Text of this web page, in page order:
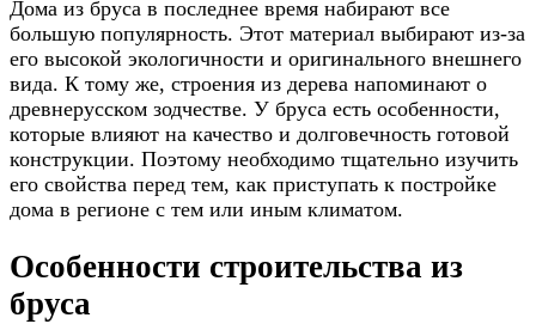
Дома из бруса в последнее время набирают все
большую популярность. Этот материал выбирают из-за
его высокой экологичности и оригинального внешнего
вида. К тому же, строения из дерева напоминают о
древнерусском зодчестве. У бруса есть особенности,
которые влияют на качество и долговечность готовой
конструкции. Поэтому необходимо тщательно изучить
его свойства перед тем, как приступать к постройке
дома в регионе с тем или иным климатом.
Особенности строительства из
бруса